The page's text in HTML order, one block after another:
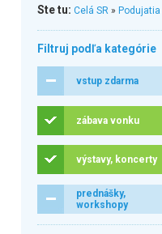
Ste tu: Celá SR» Podujatia
Filtruj podľa kategórie
vstup zdarma
zábava vonku
výstavy, koncerty
prednášky,
workshopy